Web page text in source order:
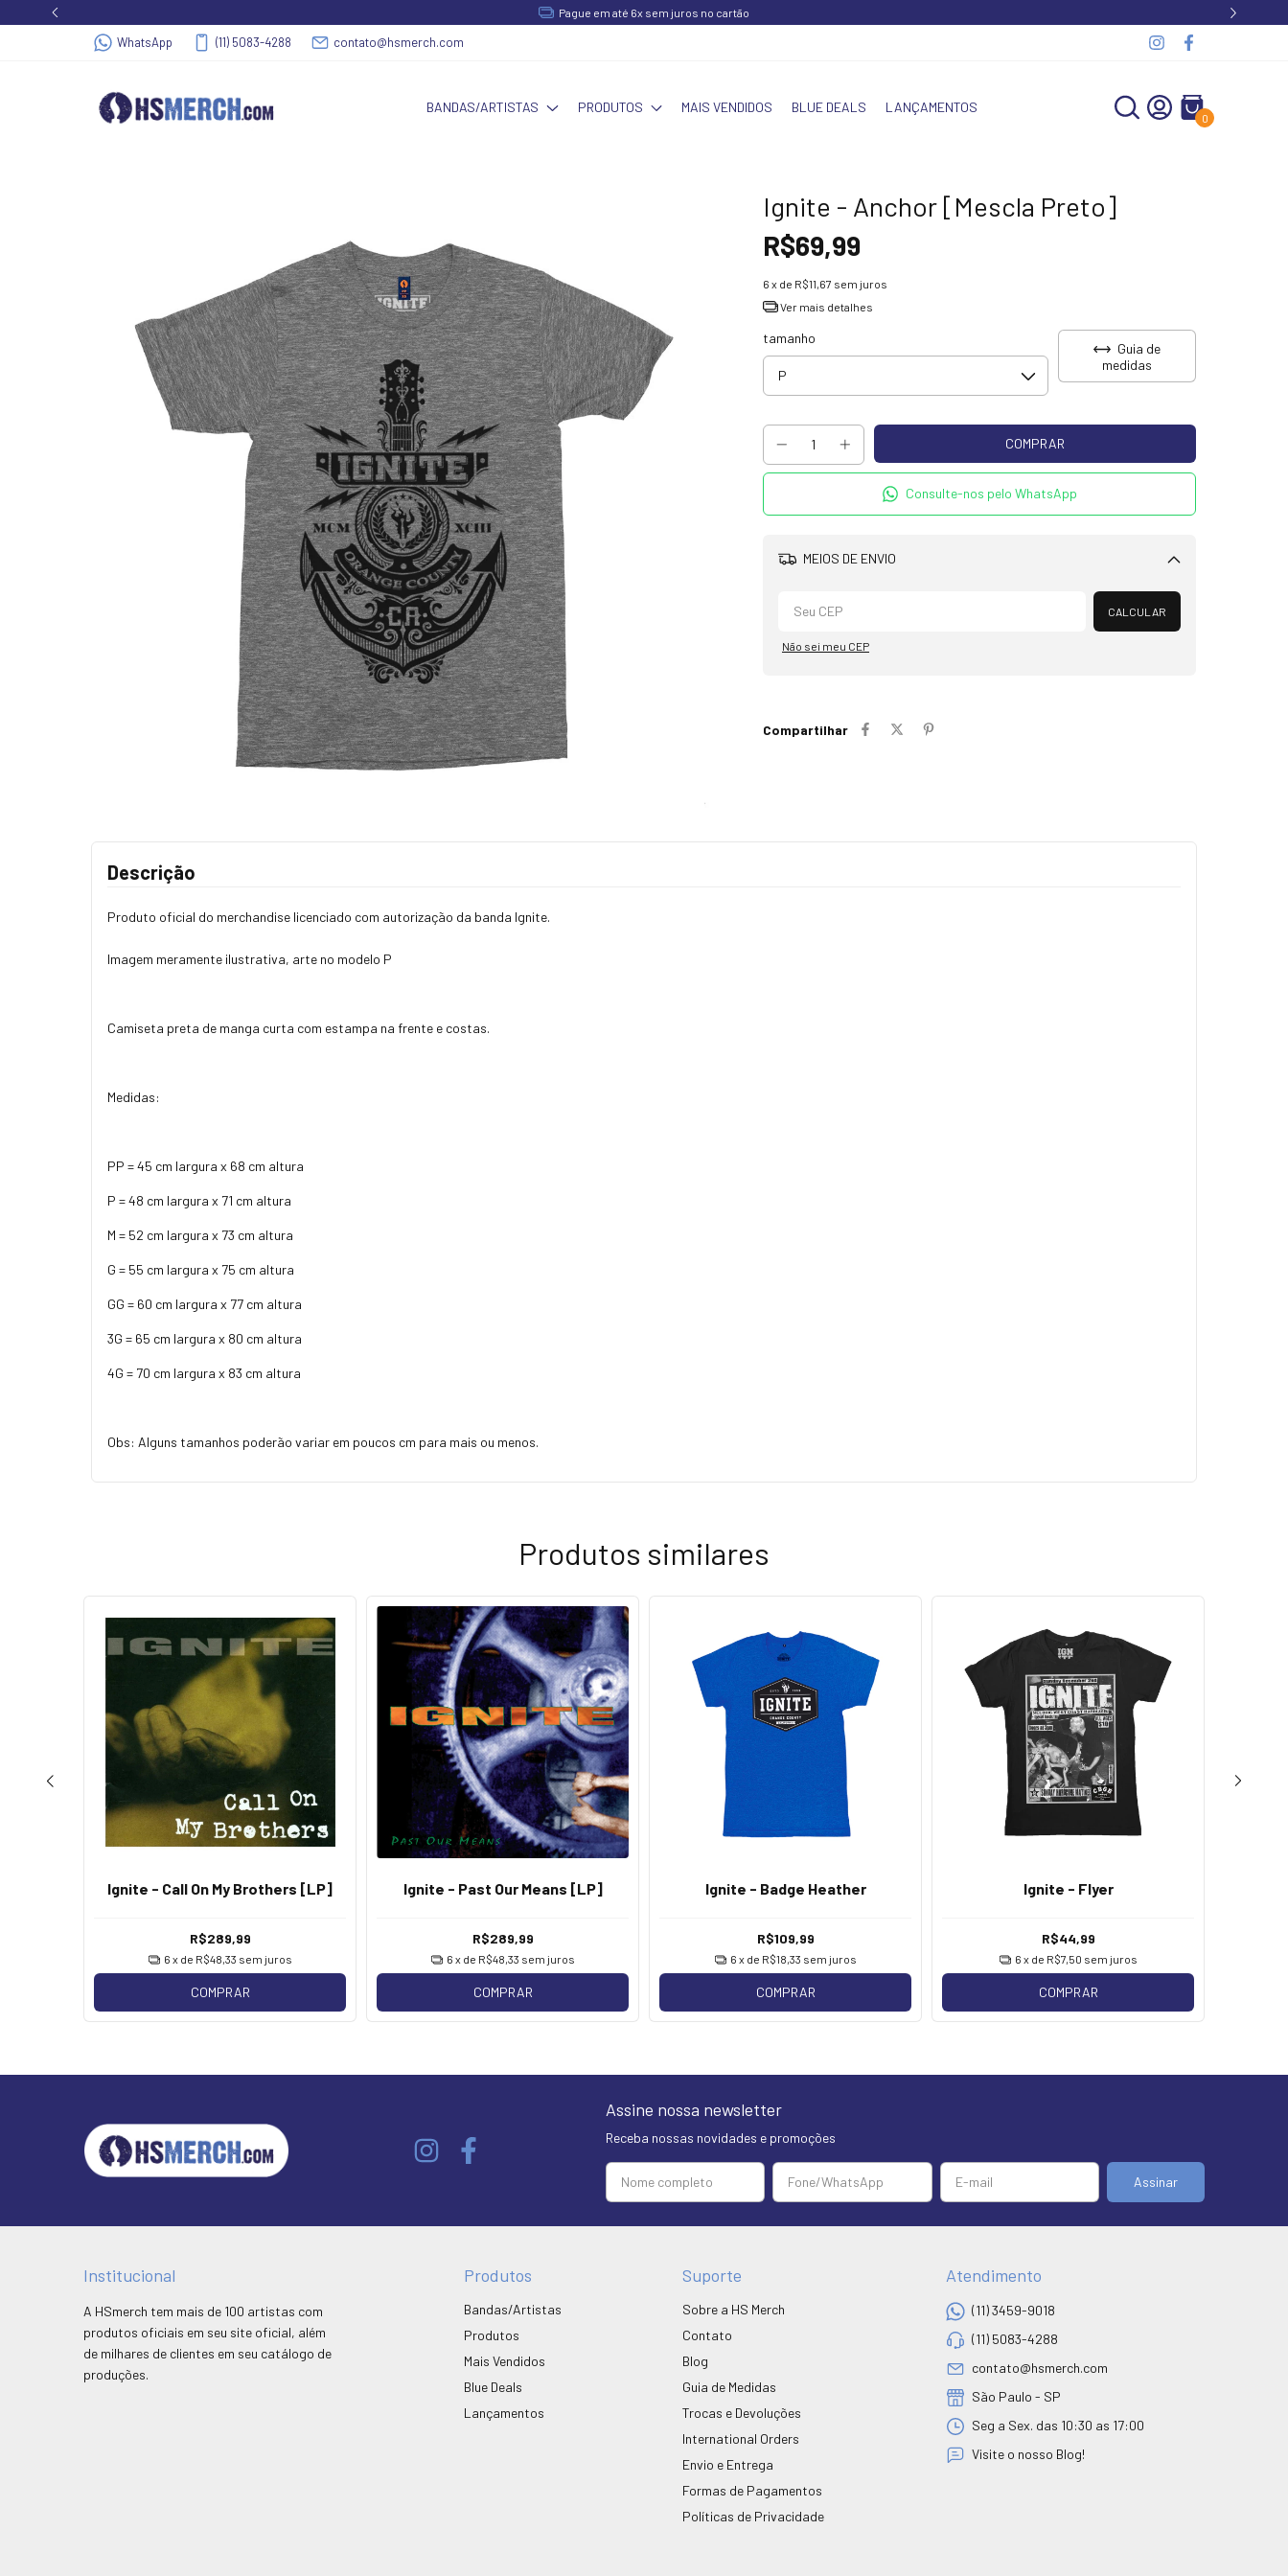
Pague em até 6x sem juros no cartão
WhatsApp (11) 5083-4288 contato@hsmerch.com
BANDAS/ARTISTAS PRODUTOS MAIS VENDIDOS BLUE DEALS LANÇAMENTOS
0
Ignite - Anchor [Mescla Preto]
R$69,99
6 x de R$11,67 sem juros
Ver mais detalhes
tamanho
Guia de
medidas
Consulte-nos pelo WhatsApp
MEIOS DE ENVIO
Alterar CEP
CALCULAR
Não sei meu CEP
Compartilhar
Descrição
Produto oficial do merchandise licenciado com autorização da banda Ignite.
Imagem meramente ilustrativa, arte no modelo P
Camiseta preta de manga curta com estampa na frente e costas.
Medidas:
PP = 45 cm largura x 68 cm altura
P = 48 cm largura x 71 cm altura
M = 52 cm largura x 73 cm altura
G = 55 cm largura x 75 cm altura
GG = 60 cm largura x 77 cm altura
3G = 65 cm largura x 80 cm altura
4G = 70 cm largura x 83 cm altura
Obs: Alguns tamanhos poderão variar em poucos cm para mais ou menos.
Produtos similares
Ignite - Call On My Brothers [LP]
R$289,99
6 x de R$48,33 sem juros
COMPRAR
Ignite - Past Our Means [LP]
R$289,99
6 x de R$48,33 sem juros
COMPRAR
Ignite - Badge Heather
R$109,99
6 x de R$18,33 sem juros
COMPRAR
Ignite - Flyer
R$44,99
6 x de R$7,50 sem juros
COMPRAR
Assine nossa newsletter
Receba nossas novidades e promoções
Institucional
A HSmerch tem mais de 100 artistas com
produtos oficiais em seu site oficial, além
de milhares de clientes em seu catálogo de
produções.
Produtos
Bandas/Artistas
Produtos
Mais Vendidos
Blue Deals
Lançamentos
Suporte
Sobre a HS Merch
Contato
Blog
Guia de Medidas
Trocas e Devoluções
International Orders
Envio e Entrega
Formas de Pagamentos
Políticas de Privacidade
Atendimento
(11) 3459-9018
(11) 5083-4288
contato@hsmerch.com
São Paulo - SP
Seg a Sex. das 10:30 as 17:00
Visite o nosso Blog!